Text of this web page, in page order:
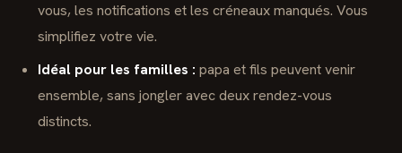
vous, les notifications et les créneaux manqués. Vous
simplifiez votre vie.
Idéal pour les familles : papa et fils peuvent venir
ensemble, sans jongler avec deux rendez-vous
distincts.